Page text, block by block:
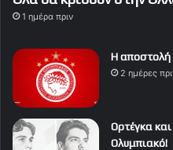
1 ημέρα πριν
Η αποστολή
2 ημέρες
Ορτέγκα
Ολυμπιακό!